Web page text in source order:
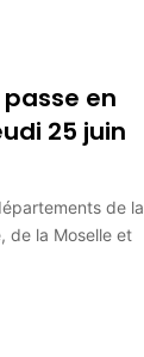
en
25 juin
de la
de la Moselle et